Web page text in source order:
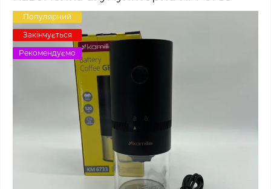
Популярний
Закінчується
Рекомендуємо